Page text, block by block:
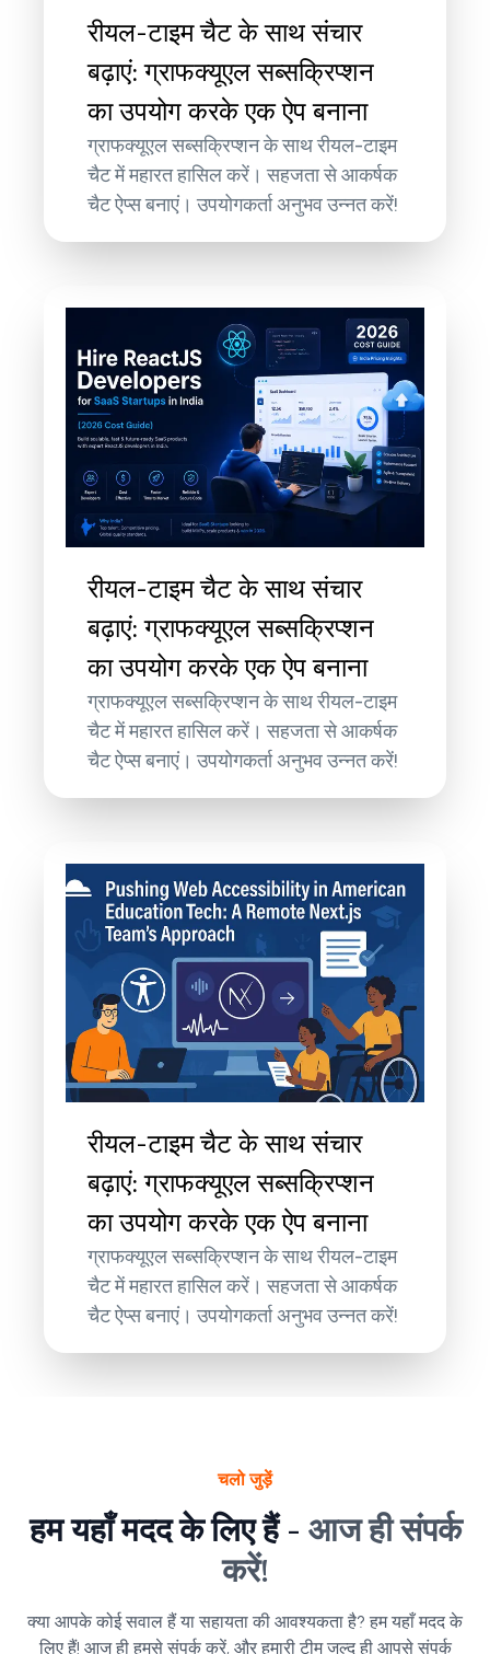
रीयल-टाइम चैट के साथ संचार
बढ़ाएं: ग्राफक्यूएल सब्सक्रिप्शन
का उपयोग करके एक ऐप बनाना
ग्राफक्यूएल सब्सक्रिप्शन के साथ रीयल-टाइम
चैट में महारत हासिल करें। सहजता से आकर्षक
चैट ऐप्स बनाएं। उपयोगकर्ता अनुभव उन्नत करें!
रीयल-टाइम चैट के साथ संचार
बढ़ाएं: ग्राफक्यूएल सब्सक्रिप्शन
का उपयोग करके एक ऐप बनाना
ग्राफक्यूएल सब्सक्रिप्शन के साथ रीयल-टाइम
चैट में महारत हासिल करें। सहजता से आकर्षक
चैट ऐप्स बनाएं। उपयोगकर्ता अनुभव उन्नत करें!
रीयल-टाइम चैट के साथ संचार
बढ़ाएं: ग्राफक्यूएल सब्सक्रिप्शन
का उपयोग करके एक ऐप बनाना
ग्राफक्यूएल सब्सक्रिप्शन के साथ रीयल-टाइम
चैट में महारत हासिल करें। सहजता से आकर्षक
चैट ऐप्स बनाएं। उपयोगकर्ता अनुभव उन्नत करें!
चलो जुड़ें
हम यहाँ मदद के लिए हैं - आज ही संपर्क
करें!
क्या आपके कोई सवाल हैं या सहायता की आवश्यकता है? हम यहाँ मदद के
लिए हैं! आज ही हमसे संपर्क करें, और हमारी टीम जल्द ही आपसे संपर्क